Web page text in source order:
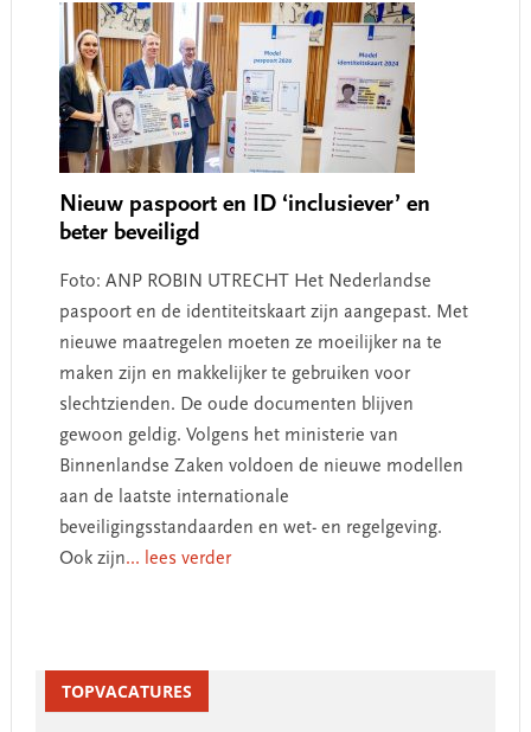
Nieuw paspoort en ID ‘inclusiever’ en
beter beveiligd
Foto: ANP ROBIN UTRECHT Het Nederlandse
paspoort en de identiteitskaart zijn aangepast. Met
nieuwe maatregelen moeten ze moeilijker na te
maken zijn en makkelijker te gebruiken voor
slechtzienden. De oude documenten blijven
gewoon geldig. Volgens het ministerie van
Binnenlandse Zaken voldoen de nieuwe modellen
aan de laatste internationale
beveiligingsstandaarden en wet- en regelgeving.
Ook zijn... lees verder
SidebarTOPVACATURES